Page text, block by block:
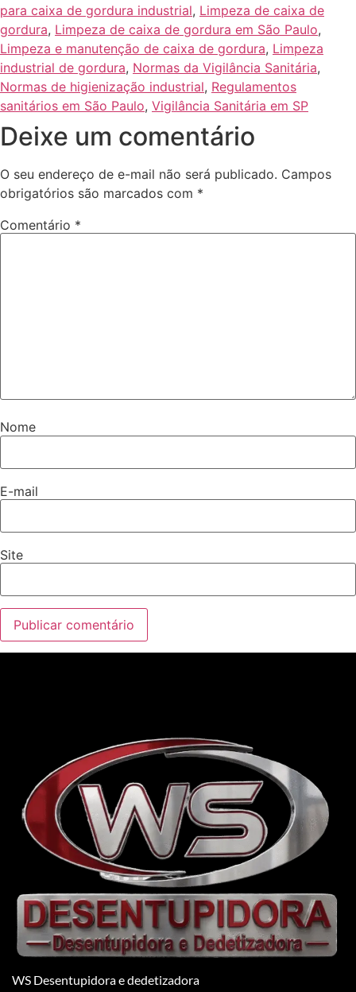
para caixa de gordura industrial, Limpeza de caixa de
gordura, Limpeza de caixa de gordura em São Paulo,
Limpeza e manutenção de caixa de gordura, Limpeza
industrial de gordura, Normas da Vigilância Sanitária,
Normas de higienização industrial, Regulamentos
sanitários em São Paulo, Vigilância Sanitária em SP
Deixe um comentário
O seu endereço de e-mail não será publicado. Campos
obrigatórios são marcados com *
Comentário *
Nome
E-mail
Site
WS Desentupidora e dedetizadora